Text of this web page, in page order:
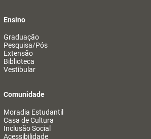
Ensino
Graduação
Pesquisa/Pós
Extensão
Biblioteca
Vestibular
Comunidade
Moradia Estudantil
Casa de Cultura
Inclusão Social
Acessibilidade